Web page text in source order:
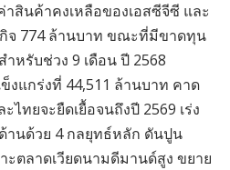
สินค้าคงเหลือของเอสซีจีซี และ
กิจ 774 ล้านบาท ขณะที่มีขาดทุน
หรับช่วง 9 เดือน ปี 2568
งแกร่งที่ 44,511 ล้านบาท คาด
ทยจะยืดเยื้อจนถึงปี 2569 เร่ง
านด้วย 4 กลยุทธ์หลัก ดันปูน
ะตลาดเวียดนามดีมานด์สูง ขยาย